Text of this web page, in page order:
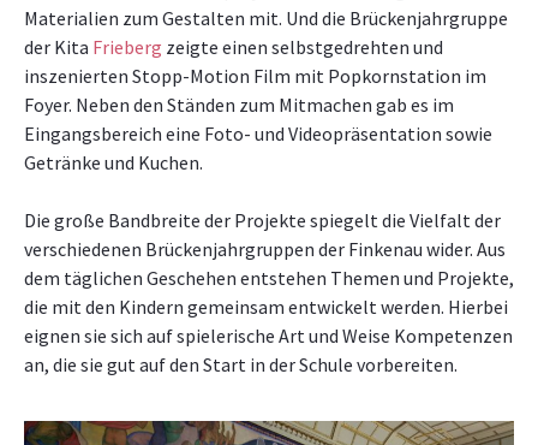
Materialien zum Gestalten mit. Und die Brückenjahrgruppe
der Kita Frieberg zeigte einen selbstgedrehten und
inszenierten Stopp-Motion Film mit Popkornstation im
Foyer. Neben den Ständen zum Mitmachen gab es im
Eingangsbereich eine Foto- und Videopräsentation sowie
Getränke und Kuchen.
Die große Bandbreite der Projekte spiegelt die Vielfalt der
verschiedenen Brückenjahrgruppen der Finkenau wider. Aus
dem täglichen Geschehen entstehen Themen und Projekte,
die mit den Kindern gemeinsam entwickelt werden. Hierbei
eignen sie sich auf spielerische Art und Weise Kompetenzen
an, die sie gut auf den Start in der Schule vorbereiten.